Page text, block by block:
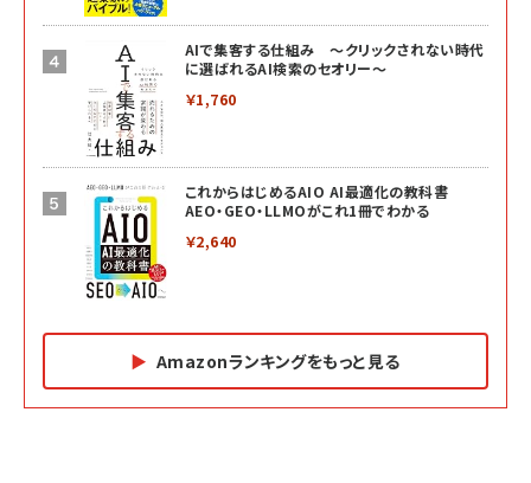
AIで集客する仕組み ～クリックされない時代
に選ばれるAI検索のセオリー～
￥1,760
これからはじめるAIO AI最適化の教科書
AEO・GEO・LLMOがこれ1冊でわかる
￥2,640
Amazonランキングをもっと見る